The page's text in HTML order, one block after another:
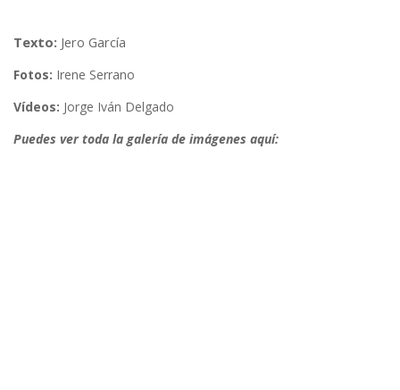
Texto: Jero García
Fotos: Irene Serrano
Vídeos: Jorge Iván Delgado
Puedes ver toda la galería de imágenes aquí: